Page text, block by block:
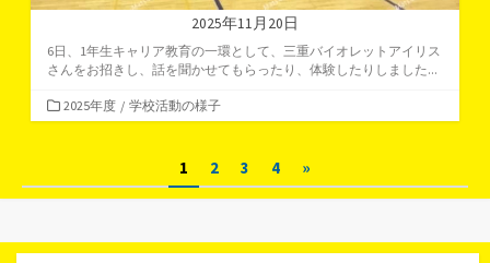
2025年11月20日
6日、1年生キャリア教育の一環として、三重バイオレットアイリス
さんをお招きし、話を聞かせてもらったり、体験したりしました...
カ
テ
ー
2025年度 / 学校活動の様子
稿
の
1 2 3 4 »